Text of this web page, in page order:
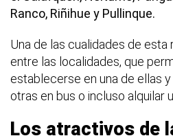
Ranco, Riñihue y Pullinque.
Una de las cualidades de esta
entre las localidades, que
establecerse en una de ellas
otras en bus o incluso alquilar
Los atractivos de